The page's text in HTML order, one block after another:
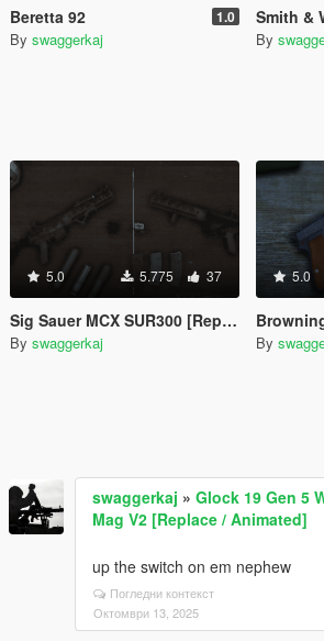
Beretta 92 1.0
By swaggerkaj
Smith &
By
5.0 5.775 37
Sig Sauer MCX SUR300 [Replace / FiveM]
By swaggerkaj
5.0
Browning
By
swaggerkaj » Glock 19 Gen 5
Mag V2 [Replace / Animated]
up the switch on em nephew
Погледни контекст
Октомври 13, 2025